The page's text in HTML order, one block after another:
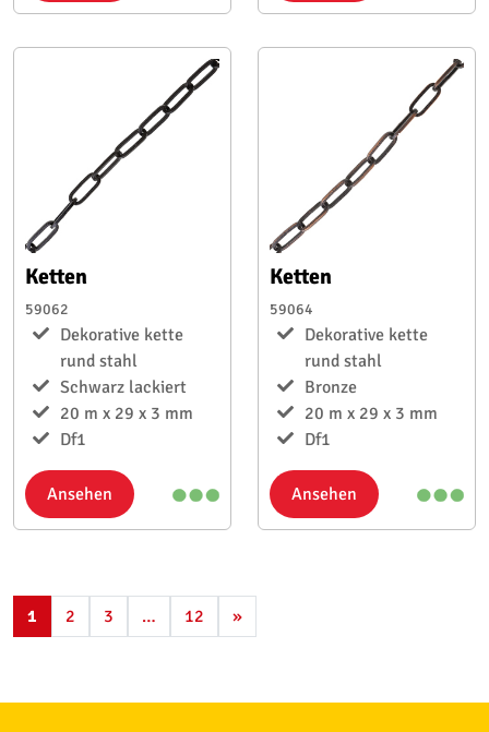
Ketten
59062
Dekorative kette
rund stahl
Schwarz lackiert
20 m x 29 x 3 mm
Df1
Ansehen
Ketten
59064
Dekorative kette
rund stahl
Bronze
20 m x 29 x 3 mm
Df1
Ansehen
1 2 3 … 12 »